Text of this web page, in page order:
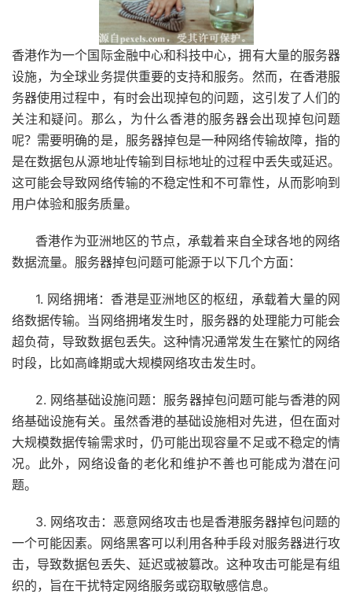
香港作为一个国际金融中心和科技中心，拥有大量的服务器
设施，为全球业务提供重要的支持和服务。然而，在香港服
务器使用过程中，有时会出现掉包的问题，这引发了人们的
关注和疑问。那么，为什么香港的服务器会出现掉包问题
呢？需要明确的是，服务器掉包是一种网络传输故障，指的
是在数据包从源地址传输到目标地址的过程中丢失或延迟。
这可能会导致网络传输的不稳定性和不可靠性，从而影响到
用户体验和服务质量。
香港作为亚洲地区的节点，承载着来自全球各地的网络
数据流量。服务器掉包问题可能源于以下几个方面：
1. 网络拥堵：香港是亚洲地区的枢纽，承载着大量的网
络数据传输。当网络拥堵发生时，服务器的处理能力可能会
超负荷，导致数据包丢失。这种情况通常发生在繁忙的网络
时段，比如高峰期或大规模网络攻击发生时。
2. 网络基础设施问题：服务器掉包问题可能与香港的网
络基础设施有关。虽然香港的基础设施相对先进，但在面对
大规模数据传输需求时，仍可能出现容量不足或不稳定的情
况。此外，网络设备的老化和维护不善也可能成为潜在问
题。
3. 网络攻击：恶意网络攻击也是香港服务器掉包问题的
一个可能因素。网络黑客可以利用各种手段对服务器进行攻
击，导致数据包丢失、延迟或被篡改。这种攻击可能是有组
织的，旨在干扰特定网络服务或窃取敏感信息。